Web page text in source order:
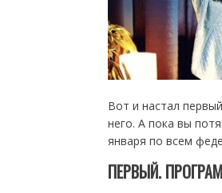
Вот и настал
него. А пока вы
января по всем
ПЕРВЫЙ.